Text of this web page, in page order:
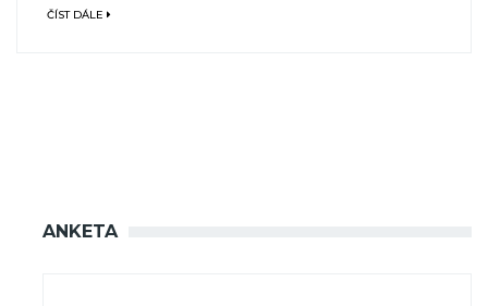
ČÍST DÁLE
ANKETA